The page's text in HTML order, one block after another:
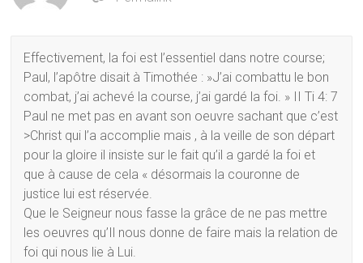
Effectivement, la foi est l’essentiel dans notre course;
Paul, l’apôtre disait à Timothée : »J’ai combattu le bon
combat, j’ai achevé la course, j’ai gardé la foi. » II Ti 4: 7
Paul ne met pas en avant son oeuvre sachant que c’est
>Christ qui l’a accomplie mais , à la veille de son départ
pour la gloire il insiste sur le fait qu’il a gardé la foi et
que à cause de cela « désormais la couronne de
justice lui est réservée.
Que le Seigneur nous fasse la grâce de ne pas mettre
les oeuvres qu’Il nous donne de faire mais la relation de
foi qui nous lie à Lui.